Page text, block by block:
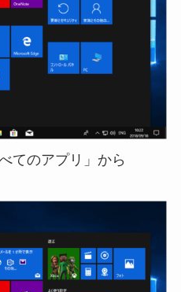
てのアプリ」から